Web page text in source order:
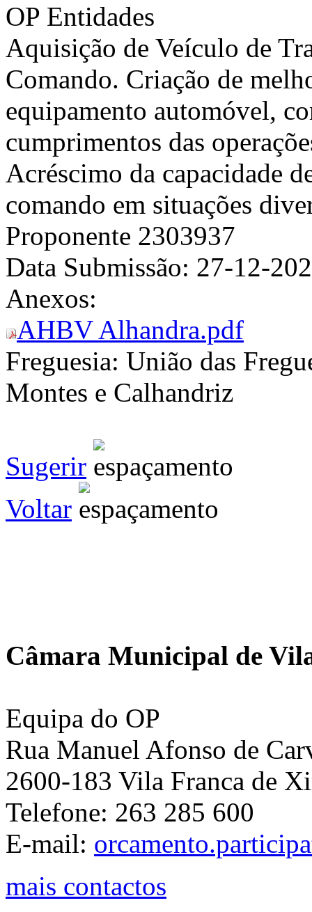
OP Entidades
Aquisição de Veículo de
Comando. Criação de
equipamento automóvel,
cumprimentos das
Acréscimo da capacidade
comando em situações
Proponente 2303937
Data Submissão: 27-12-
Anexos:
AHBV Alhandra.pdf
Freguesia: União das
Montes e Calhandriz
Sugerir
Voltar
Câmara Municipal de
Equipa do OP
Rua Manuel Afonso de
2600-183 Vila Franca de
Telefone: 263 285 600
E-mail:
mais contactos